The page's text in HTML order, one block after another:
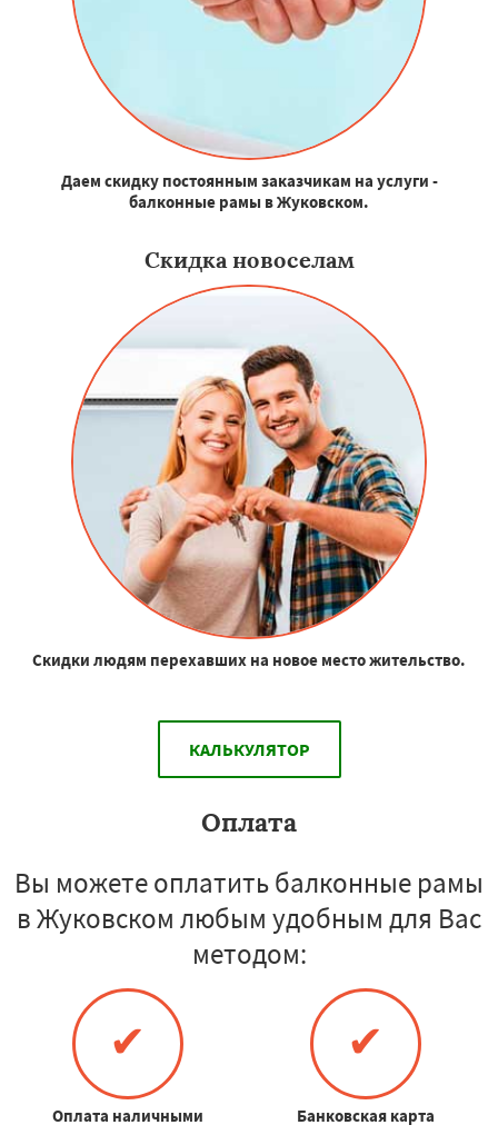
Даем скидку постоянным заказчикам на услуги -
балконные рамы в Жуковском.
Скидка новоселам
Скидки людям перехавших на новое место жительство.
КАЛЬКУЛЯТОР
Оплата
Вы можете оплатить балконные рамы
в Жуковском любым удобным для Вас
методом:
✔
Оплата наличными
✔
Банковская карта